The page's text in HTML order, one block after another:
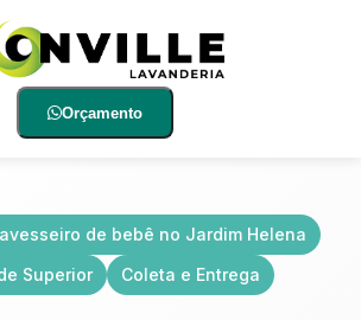
Orçamento
de bebê no Jardim Helena
Superior
Coleta e Entrega